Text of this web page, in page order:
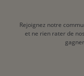
mieux comprendre
se découpe :
:
(balle en velours,
Rejoignez notre
et ne rien rater de